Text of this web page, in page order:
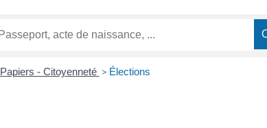
Papiers - Citoyenneté > Élections